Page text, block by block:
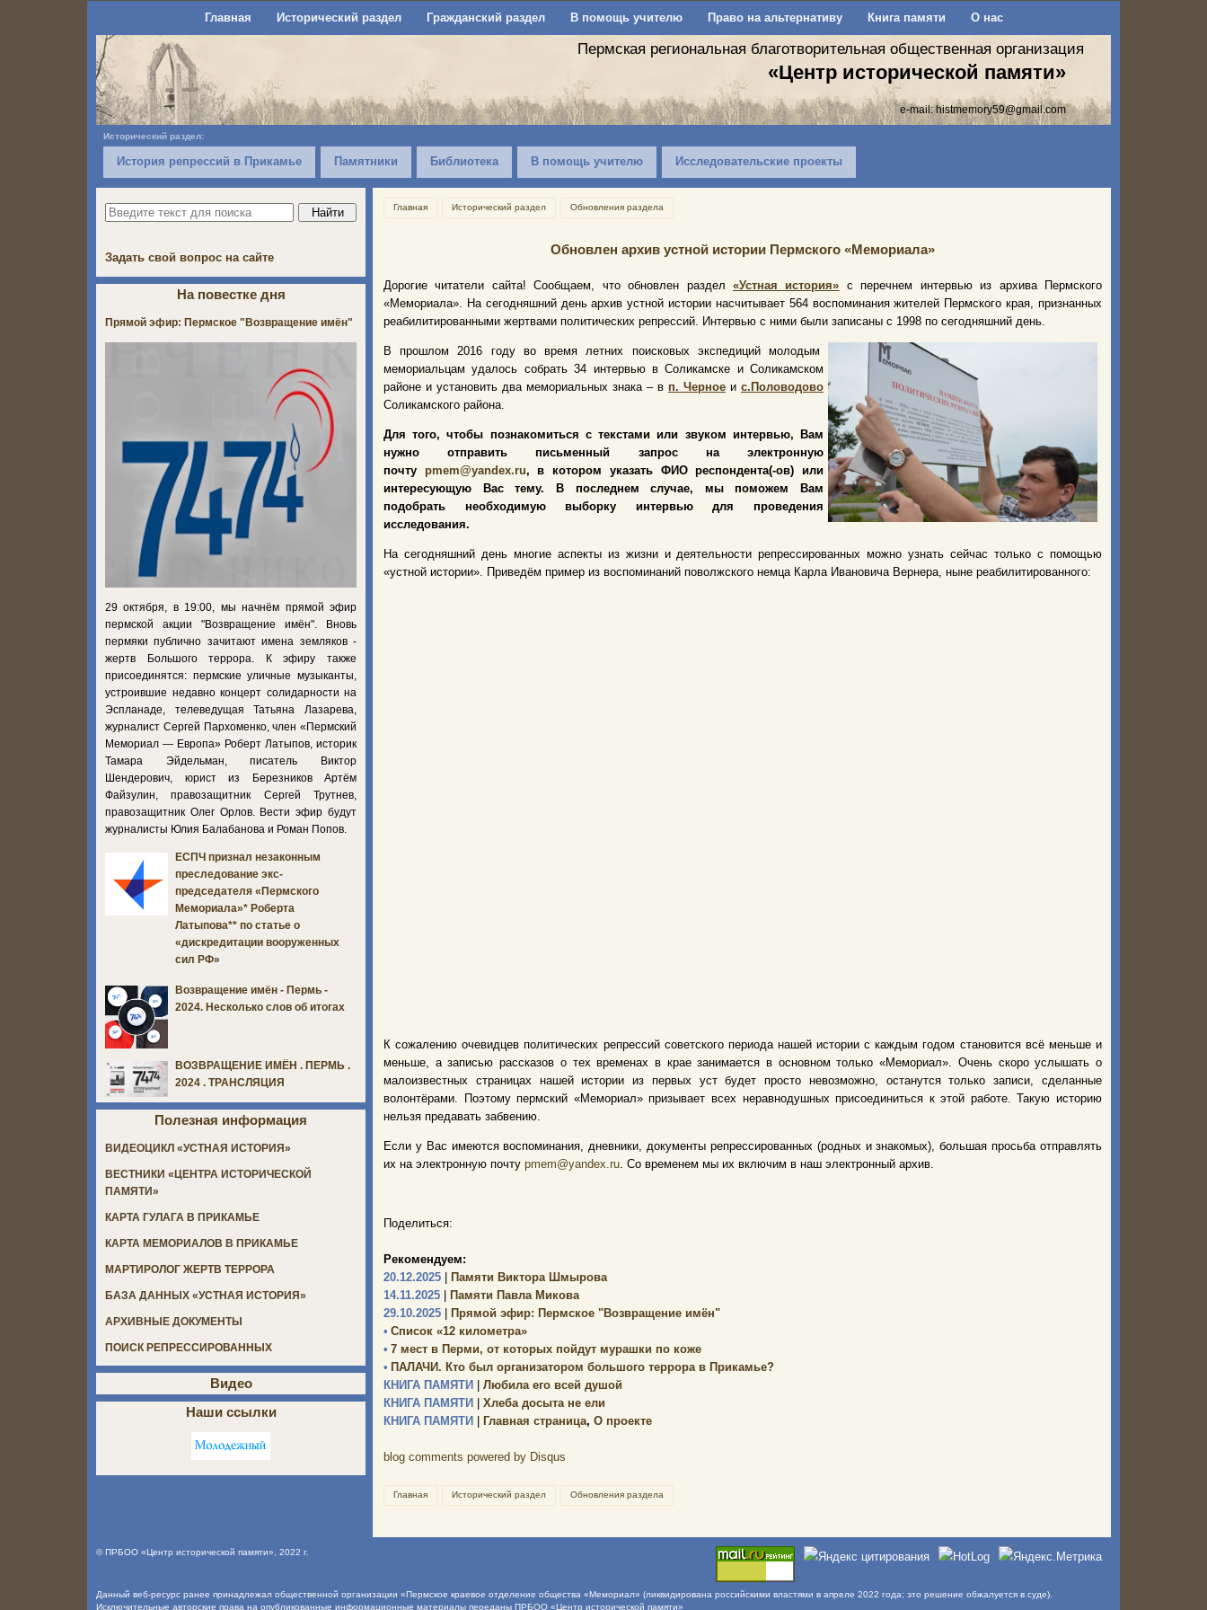
Главная Исторический раздел Гражданский раздел В помощь учителю Право на альтернативу Книга памяти О нас
Пермская региональная благотворительная общественная организация
«Центр исторической памяти»
e-mail:histmemory59@gmail.com
Исторический раздел:
История репрессий в Прикамье Памятники Библиотека В помощь учителю Исследовательские проекты
Главная Исторический раздел Обновления раздела
Обновлен архив устной истории Пермского «Мемориала»
Дорогие читатели сайта! Сообщаем, что обновлен раздел «Устная история» с перечнем интервью из архива Пермского
«Мемориала». На сегодняшний день архив устной истории насчитывает 564 воспоминания жителей Пермского края, признанных
реабилитированными жертвами политических репрессий. Интервью с ними были записаны с 1998 по сегодняшний день.
В прошлом 2016 году во время летних поисковых экспедиций молодым
мемориальцам удалось собрать 34 интервью в Соликамске и Соликамском
районе и установить два мемориальных знака – в п. Черное и с.Половодово
Соликамского района.
Для того, чтобы познакомиться с текстами или звуком интервью, Вам
нужно отправить письменный запрос на электронную
почту pmem@yandex.ru, в котором указать ФИО респондента(-ов) или
интересующую Вас тему. В последнем случае, мы поможем Вам
подобрать необходимую выборку интервью для проведения
исследования.
На сегодняшний день многие аспекты из жизни и деятельности репрессированных можно узнать сейчас только с помощью
«устной истории». Приведём пример из воспоминаний поволжского немца Карла Ивановича Вернера, ныне реабилитированного:
К сожалению очевидцев политических репрессий советского периода нашей истории с каждым годом становится всё меньше и
меньше, а записью рассказов о тех временах в крае занимается в основном только «Мемориал». Очень скоро услышать о
малоизвестных страницах нашей истории из первых уст будет просто невозможно, останутся только записи, сделанные
волонтёрами. Поэтому пермский «Мемориал» призывает всех неравнодушных присоединиться к этой работе. Такую историю
нельзя предавать забвению.
Если у Вас имеются воспоминания, дневники, документы репрессированных (родных и знакомых), большая просьба отправлять
их на электронную почту pmem@yandex.ru. Со временем мы их включим в наш электронный архив.
Поделиться:
Рекомендуем:
20.12.2025
Памяти Виктора Шмырова
14.11.2025
Памяти Павла Микова
29.10.2025
Прямой эфир: Пермское "Возвращение имён"
• Список «12 километра»
• 7 мест в Перми, от которых пойдут мурашки по коже
• ПАЛАЧИ. Кто был организатором большого террора в Прикамье?
КНИГА ПАМЯТИ
Любила его всей душой
КНИГА ПАМЯТИ
Хлеба досыта не ели
КНИГА ПАМЯТИ
Главная страница, О проекте
blog comments powered by Disqus
Главная Исторический раздел Обновления раздела
Задать свой вопрос на сайте
На повестке дня
Прямой эфир: Пермское "Возвращение имён"
29 октября, в 19:00, мы начнём прямой эфир
пермской акции "Возвращение имён". Вновь
пермяки публично зачитают имена земляков -
жертв Большого террора. К эфиру также
присоединятся: пермские уличные музыканты,
устроившие недавно концерт солидарности на
Эспланаде, телеведущая Татьяна Лазарева,
журналист Сергей Пархоменко, член «Пермский
Мемориал — Европа» Роберт Латыпов, историк
Тамара Эйдельман, писатель Виктор
Шендерович, юрист из Березников Артём
Файзулин, правозащитник Сергей Трутнев,
правозащитник Олег Орлов. Вести эфир будут
журналисты Юлия Балабанова и Роман Попов.
ЕСПЧ признал незаконным
преследование экс-
председателя «Пермского
Мемориала»* Роберта
Латыпова** по статье о
«дискредитации вооруженных
сил РФ»
Возвращение имён - Пермь -
2024. Несколько слов об итогах
ВОЗВРАЩЕНИЕ ИМЁН . ПЕРМЬ .
2024 . ТРАНСЛЯЦИЯ
Полезная информация
ВИДЕОЦИКЛ «УСТНАЯ ИСТОРИЯ»
ВЕСТНИКИ «ЦЕНТРА ИСТОРИЧЕСКОЙ
ПАМЯТИ»
КАРТА ГУЛАГА В ПРИКАМЬЕ
КАРТА МЕМОРИАЛОВ В ПРИКАМЬЕ
МАРТИРОЛОГ ЖЕРТВ ТЕРРОРА
БАЗА ДАННЫХ «УСТНАЯ ИСТОРИЯ»
АРХИВНЫЕ ДОКУМЕНТЫ
ПОИСК РЕПРЕССИРОВАННЫХ
Видео
Наши ссылки
©ПРБОО «Центр исторической памяти» , 2022 г.
Данный веб-ресурс ранее принадлежал общественной организации «Пермское краевое отделение общества «Мемориал» (ликвидирована российскими властями в апреле 2022 года; это решение обжалуется в суде).
Исключительные авторские права на опубликованные информационные материалы переданы ПРБОО «Центр исторической памяти»